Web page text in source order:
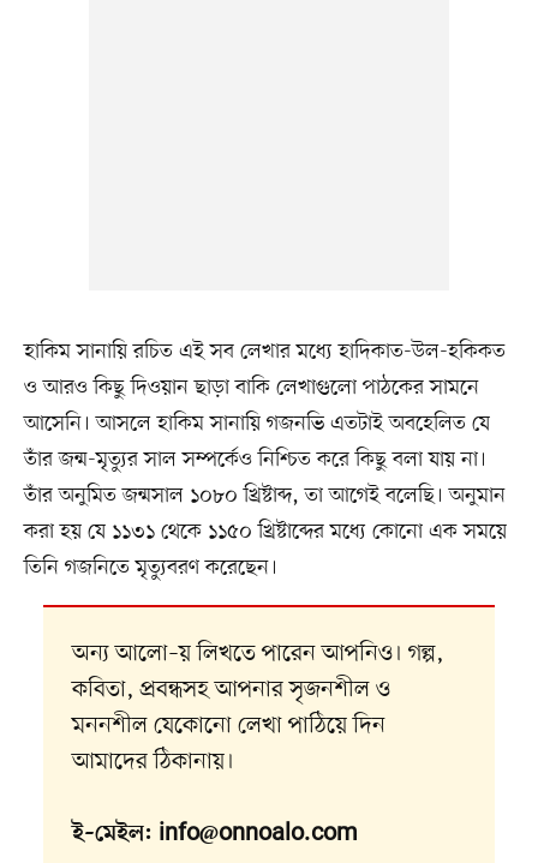
হাকিম সানায়ি রচিত এই সব লেখার মধ্যে হাদিকাত-উল-হকিকত
ও আরও কিছু দিওয়ান ছাড়া বাকি লেখাগুলো পাঠকের সামনে
আসেনি। আসলে হাকিম সানায়ি গজনভি এতটাই অবহেলিত যে
তাঁর জন্ম-মৃত্যুর সাল সম্পর্কেও নিশ্চিত করে কিছু বলা যায় না।
তাঁর অনুমিত জন্মসাল ১০৮০ খ্রিষ্টাব্দ, তা আগেই বলেছি। অনুমান
করা হয় যে ১১৩১ থেকে ১১৫০ খ্রিষ্টাব্দের মধ্যে কোনো এক সময়ে
তিনি গজনিতে মৃত্যুবরণ করেছেন।
অন্য আলো–য় লিখতে পারেন আপনিও। গল্প,
কবিতা, প্রবন্ধসহ আপনার সৃজনশীল ও
মননশীল যেকোনো লেখা পাঠিয়ে দিন
আমাদের ঠিকানায়।
ই–মেইল: info@onnoalo.com